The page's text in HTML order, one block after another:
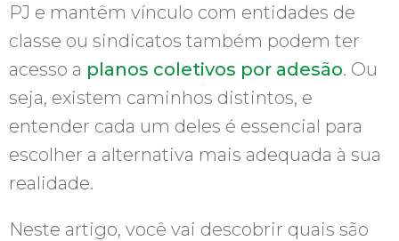
PJ e mantêm vínculo com entidades de
classe ou sindicatos também podem ter
acesso a planos coletivos por adesão. Ou
seja, existem caminhos distintos, e
entender cada um deles é essencial para
escolher a alternativa mais adequada à sua
realidade.
Neste artigo, você vai descobrir quais são